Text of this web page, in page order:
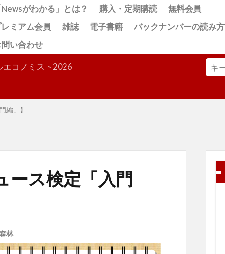
Newsがわかる」とは？ 購入・定期購読
無料会員
レミアム会員
雑誌 電子書籍
バックナンバーの読み方
問い合わせ
エコノミスト2026
編」】
ス検定「入門
森林
検索